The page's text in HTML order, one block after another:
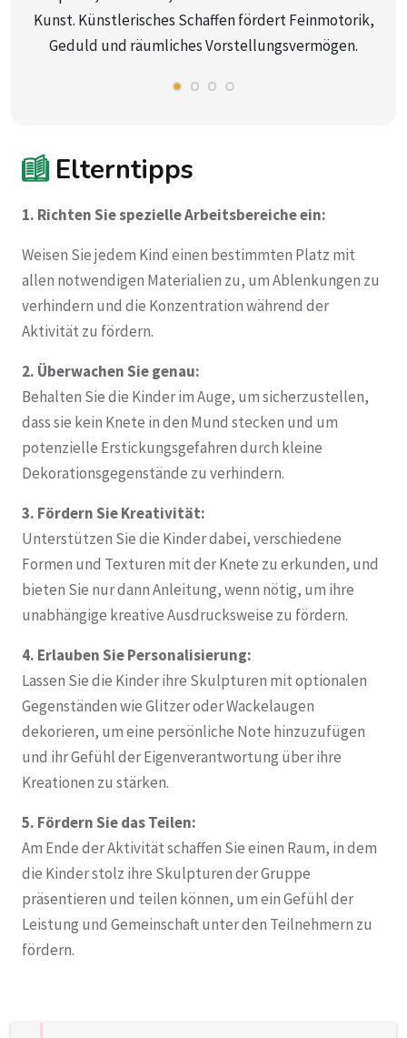
Kunst. Künstlerisches Schaffen fördert Feinmotorik,
Geduld und räumliches Vorstellungsvermögen.
Elterntipps
1. Richten Sie spezielle Arbeitsbereiche ein:
Weisen Sie jedem Kind einen bestimmten Platz mit
allen notwendigen Materialien zu, um Ablenkungen zu
verhindern und die Konzentration während der
Aktivität zu fördern.
2. Überwachen Sie genau:
Behalten Sie die Kinder im Auge, um sicherzustellen,
dass sie kein Knete in den Mund stecken und um
potenzielle Erstickungsgefahren durch kleine
Dekorationsgegenstände zu verhindern.
3. Fördern Sie Kreativität:
Unterstützen Sie die Kinder dabei, verschiedene
Formen und Texturen mit der Knete zu erkunden, und
bieten Sie nur dann Anleitung, wenn nötig, um ihre
unabhängige kreative Ausdrucksweise zu fördern.
4. Erlauben Sie Personalisierung:
Lassen Sie die Kinder ihre Skulpturen mit optionalen
Gegenständen wie Glitzer oder Wackelaugen
dekorieren, um eine persönliche Note hinzuzufügen
und ihr Gefühl der Eigenverantwortung über ihre
Kreationen zu stärken.
5. Fördern Sie das Teilen:
Am Ende der Aktivität schaffen Sie einen Raum, in dem
die Kinder stolz ihre Skulpturen der Gruppe
präsentieren und teilen können, um ein Gefühl der
Leistung und Gemeinschaft unter den Teilnehmern zu
fördern.